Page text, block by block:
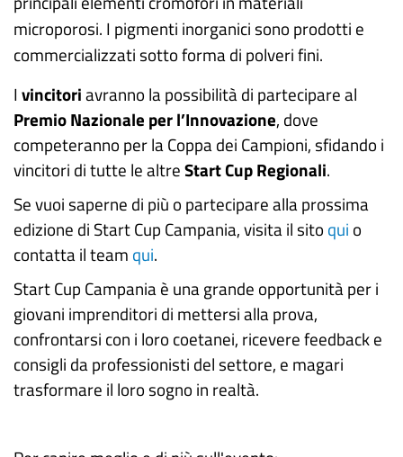
microporosi. I pigmenti inorganici sono prodotti e
commercializzati sotto forma di polveri fini.
I vincitoriavranno la possibilità di partecipare al
Premio Nazionale per l’Innovazione, dove
competeranno per la Coppa dei Campioni, sfidando i
vincitori di tutte le altreStart Cup Regionali.
Se vuoi saperne di più o partecipare alla prossima
edizione di Start Cup Campania, visita il sito qui o
contatta il team qui.
Start Cup Campania è una grande opportunità per i
giovani imprenditori di mettersi alla prova,
confrontarsi con i loro coetanei, ricevere feedback e
consigli da professionisti del settore, e magari
trasformare il loro sogno in realtà.